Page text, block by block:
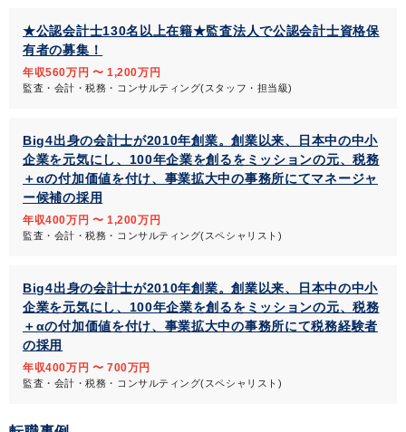
★公認会計士130名以上在籍★監査法人で公認会計士資格保
有者の募集！
年収560万円 〜 1,200万円
監査・会計・税務・コンサルティング(スタッフ・担当級)
Big4出身の会計士が2010年創業。創業以来、日本中の中小
企業を元気にし、100年企業を創るをミッションの元、税務
＋αの付加価値を付け、事業拡大中の事務所にてマネージャ
ー候補の採用
年収400万円 〜 1,200万円
監査・会計・税務・コンサルティング(スペシャリスト)
Big4出身の会計士が2010年創業。創業以来、日本中の中小
企業を元気にし、100年企業を創るをミッションの元、税務
＋αの付加価値を付け、事業拡大中の事務所にて税務経験者
の採用
年収400万円 〜 700万円
監査・会計・税務・コンサルティング(スペシャリスト)